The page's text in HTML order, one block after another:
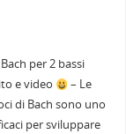
per 2 bassi
e video
– Le
di Bach sono uno
per sviluppare